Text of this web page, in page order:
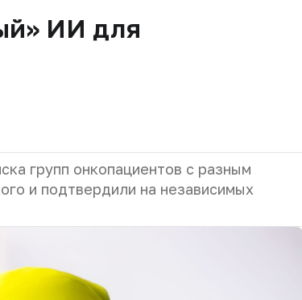
ИИ для
групп онкопациентов с разным
и подтвердили на независимых